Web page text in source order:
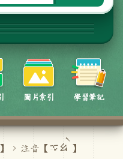
圖片索引 學習筆記
】 注音【ㄓㄠˋ 】